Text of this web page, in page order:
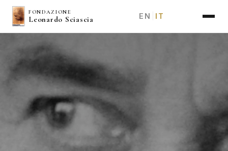
Salta
FONDAZIONE
Leonardo Sciascia EN IT